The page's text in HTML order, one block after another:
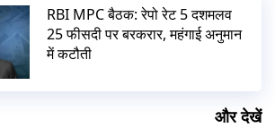
RBI MPC बैठक: रेपो रेट 5 दशमलव
25 फीसदी पर बरकरार, महंगाई अनुमान
में कटौती
और देखें